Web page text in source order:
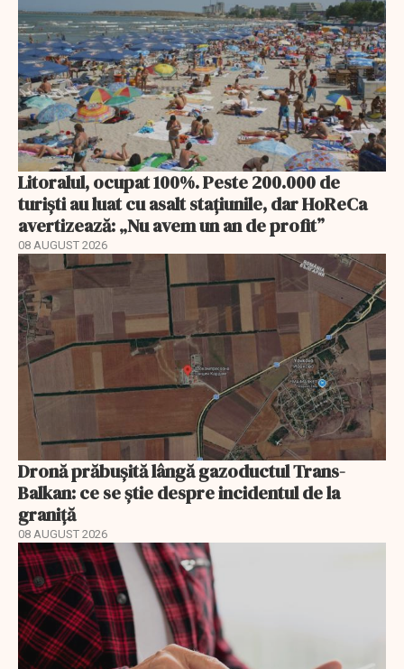
Litoralul, ocupat 100%. Peste 200.000 de
turiști au luat cu asalt stațiunile, dar HoReCa
avertizează: „Nu avem un an de profit”
08 AUGUST 2026
Dronă prăbușită lângă gazoductul Trans-
Balkan: ce se știe despre incidentul de la
graniță
08 AUGUST 2026